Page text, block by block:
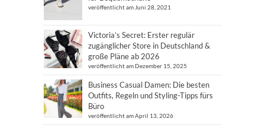
veröffentlicht am Juni 28, 2021
Victoria’s Secret: Erster regulär
zugänglicher Store in Deutschland &
große Pläne ab 2026
veröffentlicht am Dezember 15, 2025
Business Casual Damen: Die besten
Outfits, Regeln und Styling-Tipps fürs
Büro
veröffentlicht am April 13, 2026